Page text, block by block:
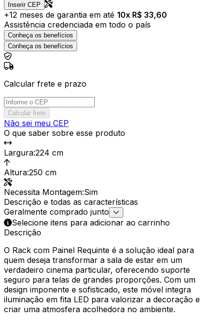
Inserir CEP
+12 meses de garantia em até 10x R$ 33,60
Assistência credenciada em todo o país
Conheça os benefícios
Conheça os benefícios
Calcular frete e prazo
Calcular frete
Não sei meu CEP
O que saber sobre esse produto
Largura:224 cm
Altura:250 cm
Necessita Montagem:Sim
Descrição e todas as características
Geralmente comprado junto
Selecione itens para adicionar ao carrinho
Descrição
O Rack com Painel Requinte é a solução ideal para
quem deseja transformar a sala de estar em um
verdadeiro cinema particular, oferecendo suporte
seguro para telas de grandes proporções. Com um
design imponente e sofisticado, este móvel integra
iluminação em fita LED para valorizar a decoração e
criar uma atmosfera acolhedora no ambiente.